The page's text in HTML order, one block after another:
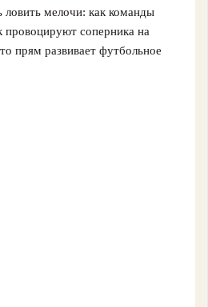
мелочи: как команды
провоцируют соперника на
прям развивает футбольное